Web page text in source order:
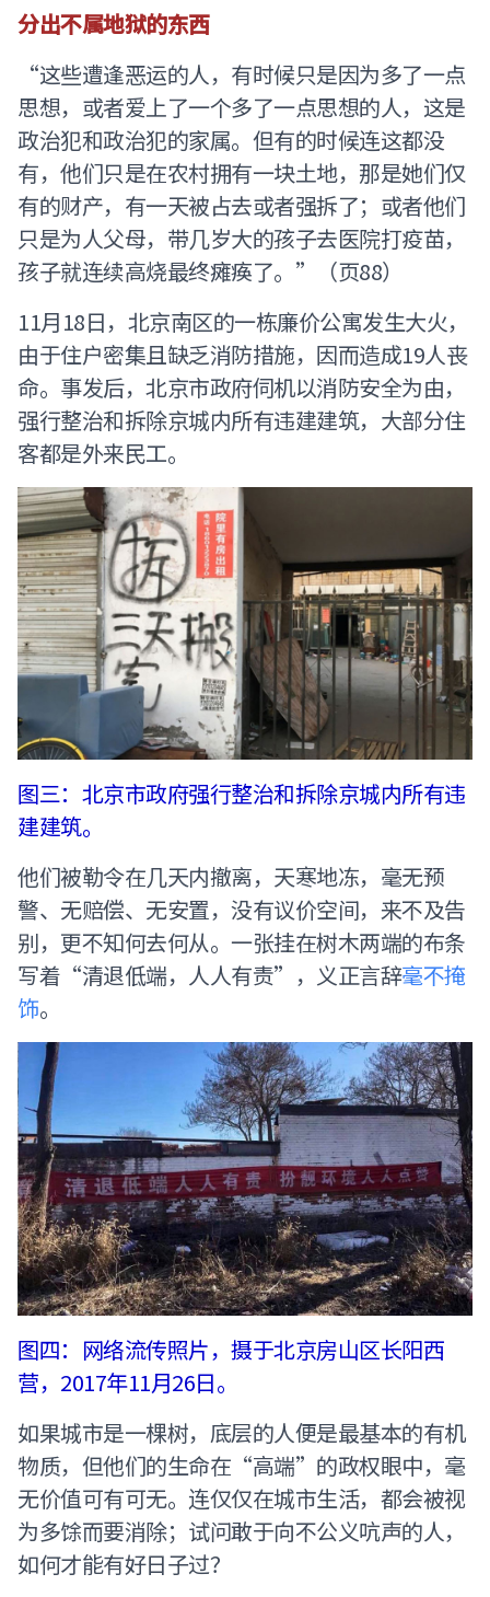
分出不属地狱的东西
“这些遭逢恶运的人，有时候只是因为多了一点
思想，或者爱上了一个多了一点思想的人，这是
政治犯和政治犯的家属。但有的时候连这都没
有，他们只是在农村拥有一块土地，那是她们仅
有的财产，有一天被占去或者强拆了；或者他们
只是为人父母，带几岁大的孩子去医院打疫苗，
孩子就连续高烧最终瘫痪了。”（页88）
11月18日，北京南区的一栋廉价公寓发生大火，
由于住户密集且缺乏消防措施，因而造成19人丧
命。事发后，北京市政府伺机以消防安全为由，
强行整治和拆除京城内所有违建建筑，大部分住
客都是外来民工。
图三：北京市政府强行整治和拆除京城内所有违
建建筑。
他们被勒令在几天内撤离，天寒地冻，毫无预
警、无赔偿、无安置，没有议价空间，来不及告
别，更不知何去何从。一张挂在树木两端的布条
写着“清退低端，人人有责”，义正言辞毫不掩
饰。
图四：网络流传照片，摄于北京房山区长阳西
营，2017年11月26日。
如果城市是一棵树，底层的人便是最基本的有机
物质，但他们的生命在“高端”的政权眼中，毫
无价值可有可无。连仅仅在城市生活，都会被视
为多馀而要消除；试问敢于向不公义吭声的人，
如何才能有好日子过？